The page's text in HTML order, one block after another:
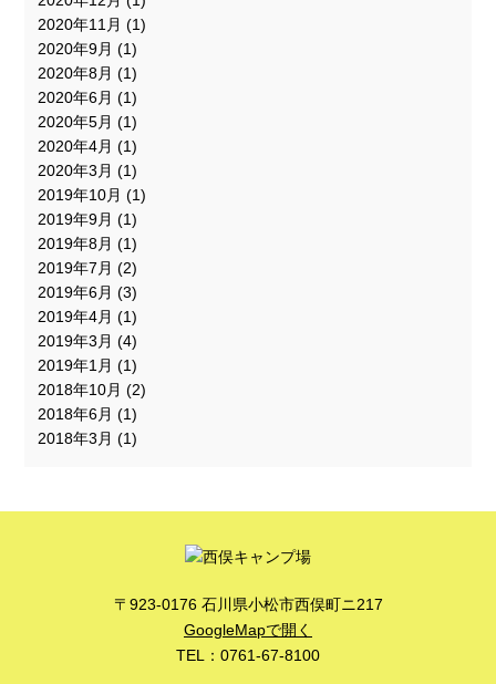
2020年11月 (1)
2020年9月 (1)
2020年8月 (1)
2020年6月 (1)
2020年5月 (1)
2020年4月 (1)
2020年3月 (1)
2019年10月 (1)
2019年9月 (1)
2019年8月 (1)
2019年7月 (2)
2019年6月 (3)
2019年4月 (1)
2019年3月 (4)
2019年1月 (1)
2018年10月 (2)
2018年6月 (1)
2018年3月 (1)
〒923-0176 石川県小松市西俣町ニ217
GoogleMapで開く
TEL：0761-67-8100